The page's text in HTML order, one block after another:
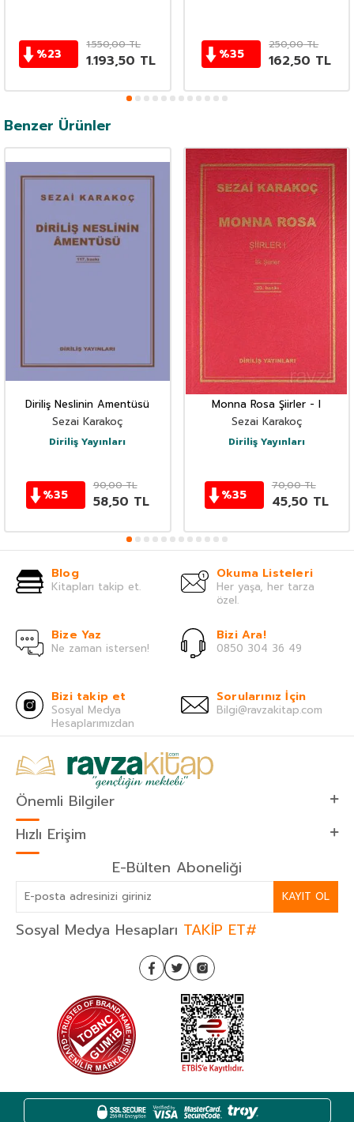
%23
1.550,00TL
1.193,50 TL %35
250,00TL
162,50 TL
Benzer Ürünler
Diriliş Neslinin Amentüsü
Sezai Karakoç
Diriliş Yayınları
%35
90,00TL
58,50 TL
Monna Rosa Şiirler - I
Sezai Karakoç
Diriliş Yayınları
%35
70,00TL
45,50 TL
Blog
Kitapları takip et.
Okuma Listeleri
Her yaşa, her tarza
özel.
Bize Yaz
Ne zaman istersen!
Bizi Ara!
0850 304 36 49
Bizi takip et
Sosyal Medya
Hesaplarımızdan
Sorularınız İçin
Bilgi@ravzakitap.com
Önemli Bilgiler
Hızlı Erişim
E-Bülten Aboneliği
KAYIT OL
Sosyal Medya Hesapları TAKİP ET#